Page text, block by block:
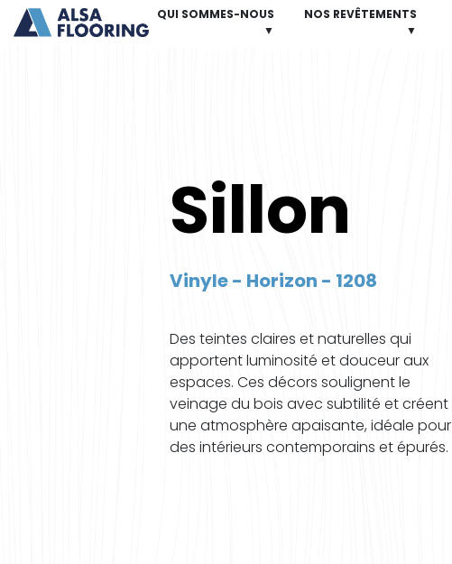
QUI SOMMES-NOUS
▼
NOS REVÊTEMENTS
▼
Sillon
Vinyle - Horizon - 1208
Des teintes claires et naturelles qui
apportent luminosité et douceur aux
espaces. Ces décors soulignent le
veinage du bois avec subtilité et créent
une atmosphère apaisante, idéale pour
des intérieurs contemporains et épurés.